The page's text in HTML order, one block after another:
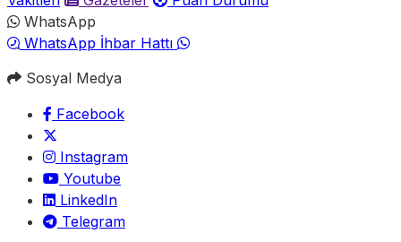
WhatsApp
WhatsApp İhbar Hattı
Sosyal Medya
Facebook
Instagram
Youtube
LinkedIn
Telegram